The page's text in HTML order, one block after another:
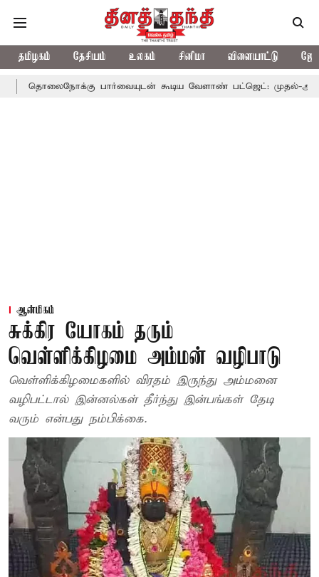
தமிழகம் தேசியம் உலகம் சினிமா விளையாட்டு
தொலைநோக்கு பார்வையுடன் கூடிய வேளாண் பட்ஜெட்: முதல்-அமைச்சர்
ஆன்மிகம்
சுக்கிர யோகம் தரும்
வெள்ளிக்கிழமை அம்மன் வழிபாடு
வெள்ளிக்கிழமைகளில் விரதம் இருந்து அம்மனை
வழிபட்டால் இன்னல்கள் தீர்ந்து இன்பங்கள் தேடி
வரும் என்பது நம்பிக்கை.